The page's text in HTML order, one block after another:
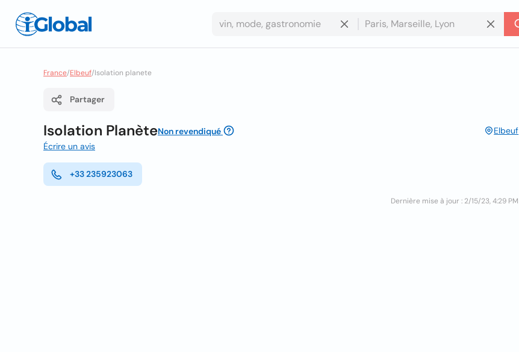
France/Elbeuf/Isolation planete
Partager
Isolation PlanèteNon revendiqué
Elbeuf
Écrire un avis
+33 235923063
Dernière mise à jour : 2/15/23, 4:29 PM